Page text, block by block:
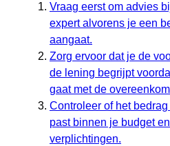
Vraag eerst om advies
expert alvorens je een
aangaat.
Zorg ervoor dat je de
de lening begrijpt
gaat met de
Controleer of het
past binnen je budget
verplichtingen.